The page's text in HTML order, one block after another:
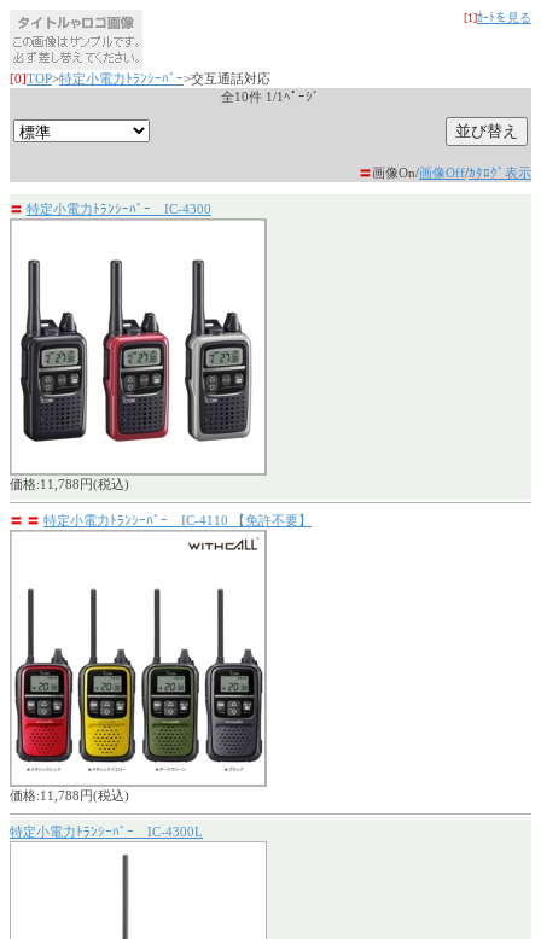
[1]ｶｰﾄを見る
[0]TOP>特定小電力ﾄﾗﾝｼｰﾊﾞｰ>交互通話対応
全10件 1/1ﾍﾟｰｼﾞ
〓画像On/画像Off/ｶﾀﾛｸﾞ表示
〓 特定小電力ﾄﾗﾝｼｰﾊﾞｰ IC-4300
価格:11,788円(税込)
〓 〓 特定小電力ﾄﾗﾝｼｰﾊﾞｰ IC-4110 【免許不要】
価格:11,788円(税込)
特定小電力ﾄﾗﾝｼｰﾊﾞｰ IC-4300L